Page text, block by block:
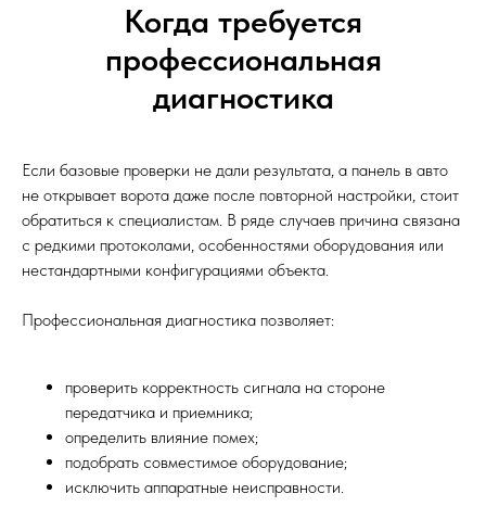
Когда требуется
профессиональная
диагностика
Если базовые проверки не дали результата, а панель в авто
не открывает ворота даже после повторной настройки, стоит
обратиться к специалистам. В ряде случаев причина связана
с редкими протоколами, особенностями оборудования или
нестандартными конфигурациями объекта.
Профессиональная диагностика позволяет:
проверить корректность сигнала на стороне
передатчика и приемника;
определить влияние помех;
подобрать совместимое оборудование;
исключить аппаратные неисправности.